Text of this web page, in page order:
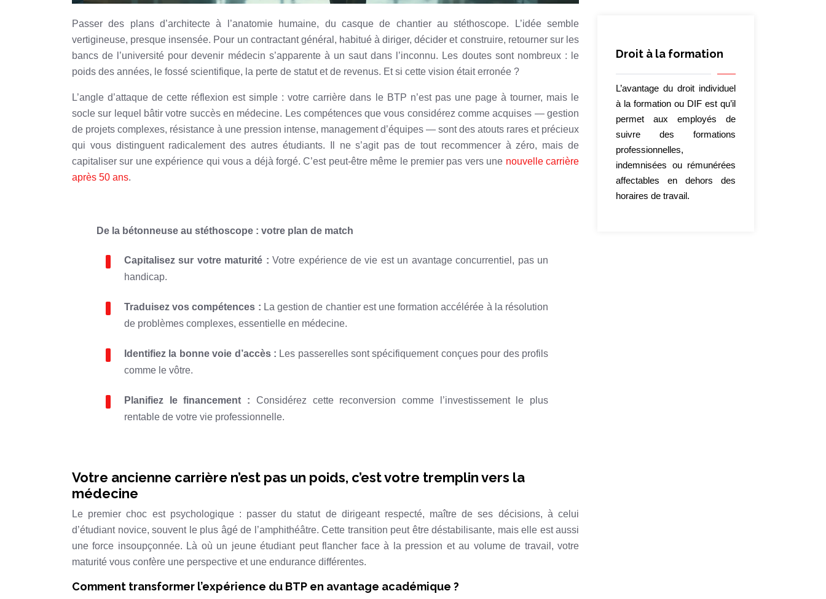
Passer des plans d’architecte à l’anatomie humaine, du casque de chantier au stéthoscope. L’idée semble
vertigineuse, presque insensée. Pour un contractant général, habitué à diriger, décider et construire, retourner sur les
bancs de l’université pour devenir médecin s’apparente à un saut dans l’inconnu. Les doutes sont nombreux : le
poids des années, le fossé scientifique, la perte de statut et de revenus. Et si cette vision était erronée ?
L’angle d’attaque de cette réflexion est simple : votre carrière dans le BTP n’est pas une page à tourner, mais le
socle sur lequel bâtir votre succès en médecine. Les compétences que vous considérez comme acquises — gestion
de projets complexes, résistance à une pression intense, management d’équipes — sont des atouts rares et précieux
qui vous distinguent radicalement des autres étudiants. Il ne s’agit pas de tout recommencer à zéro, mais de
capitaliser sur une expérience qui vous a déjà forgé. C’est peut-être même le premier pas vers une nouvelle carrière
après 50 ans.
De la bétonneuse au stéthoscope : votre plan de match
Capitalisez sur votre maturité : Votre expérience de vie est un avantage concurrentiel, pas un
handicap.
Traduisez vos compétences : La gestion de chantier est une formation accélérée à la résolution
de problèmes complexes, essentielle en médecine.
Identifiez la bonne voie d’accès : Les passerelles sont spécifiquement conçues pour des profils
comme le vôtre.
Planifiez le financement : Considérez cette reconversion comme l’investissement le plus
rentable de votre vie professionnelle.
Votre ancienne carrière n’est pas un poids, c’est votre tremplin vers la
médecine
Le premier choc est psychologique : passer du statut de dirigeant respecté, maître de ses décisions, à celui
d’étudiant novice, souvent le plus âgé de l’amphithéâtre. Cette transition peut être déstabilisante, mais elle est aussi
une force insoupçonnée. Là où un jeune étudiant peut flancher face à la pression et au volume de travail, votre
maturité vous confère une perspective et une endurance différentes.
Comment transformer l’expérience du BTP en avantage académique ?
Droit à la formation
L’avantage du droit individuel
à la formation ou DIF est qu’il
permet aux employés de
suivre des formations
professionnelles,
indemnisées ou rémunérées
affectables en dehors des
horaires de travail.